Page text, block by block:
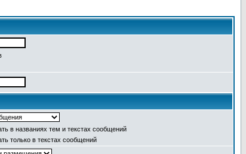
в названиях тем и текстах сообщений
только в текстах сообщений